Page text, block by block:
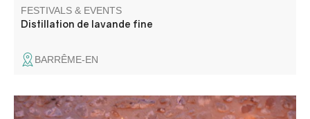
FESTIVALS & EVENTS
Distillation de lavande fine
BARRÊME-EN